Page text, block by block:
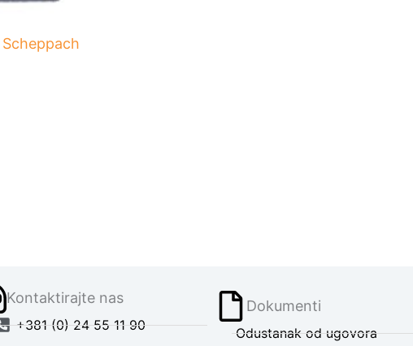
Kontaktirajte nas
+381 (0) 24 55 11 90
Dokumenti
Odustanak od ugovora